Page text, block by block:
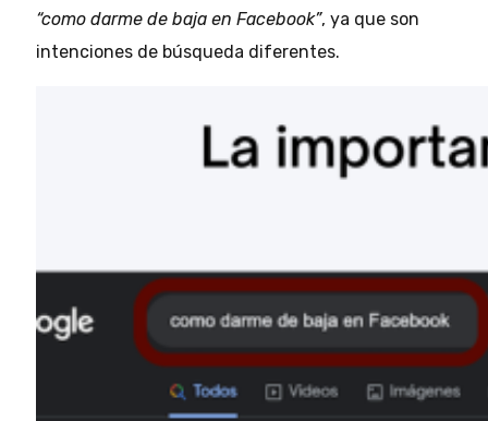
“como darme de baja en Facebook”, ya que son
intenciones de búsqueda diferentes.